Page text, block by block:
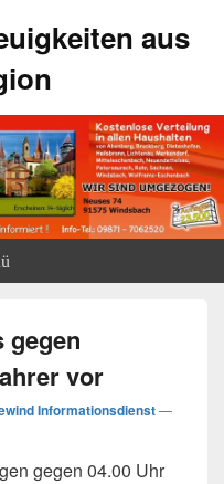
aus
gegen
vor
Informationsdienst—
gegen 04.00 Uhr